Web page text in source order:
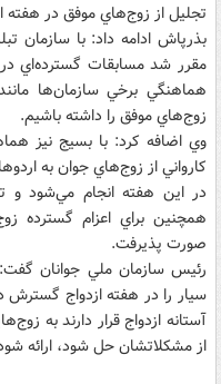
تجليل از زوج‌هاي موفق در هفته
بذرپاش ادامه داد: با سازمان
مقرر شد مسابقات گسترده‌اي در
هماهنگي برخي سازمان‌ها
زوج‌هاي موفق را داشته باشيم.
وي اضافه کرد: با بسيج نيز
کارواني از زوج‌هاي جوان به
در اين هفته انجام مي‌شود و
همچنين براي اعزام گسترده
صورت پذيرفت.
رئيس سازمان ملي جوانان
سيار را در هفته ازدواج گسترش
آستانه ازدواج قرار دارند به
از مشکلاتشان حل شود، ارائه